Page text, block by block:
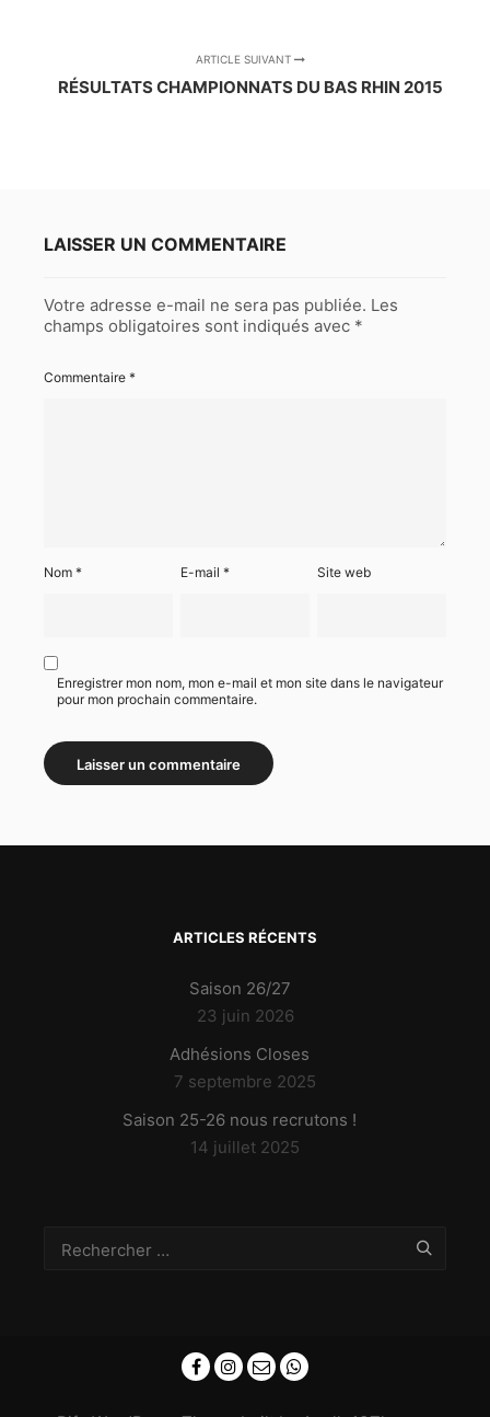
ARTICLE SUIVANT
RÉSULTATS CHAMPIONNATS DU BAS RHIN 2015
LAISSER UN COMMENTAIRE
Votre adresse e-mail ne sera pas publiée. Les
champs obligatoires sont indiqués avec *
Commentaire *
Nom * E-mail* Site web
Enregistrer mon nom, mon e-mail et mon site dans le navigateur
pour mon prochain commentaire.
ARTICLES RÉCENTS
Saison 26/27
23 juin 2026
Adhésions Closes
7 septembre 2025
Saison 25-26 nous recrutons !
14 juillet 2025